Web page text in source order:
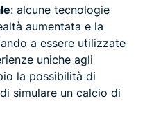
: alcune tecnologie
aumentata e la
a essere utilizzate
uniche agli
la possibilità di
simulare un calcio di